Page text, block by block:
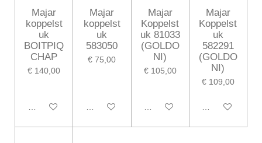
Majar
koppelst
uk
BOITPIQ
CHAP
€ 140,00
In winkelwagen
Majar
koppelst
uk
583050
€ 75,00
In winkelwagen
Majar
Koppelst
uk 81033
(GOLDO
NI)
€ 105,00
In winkelwagen
Majar
Koppelst
uk
582291
(GOLDO
NI)
€ 109,00
In winkelwagen